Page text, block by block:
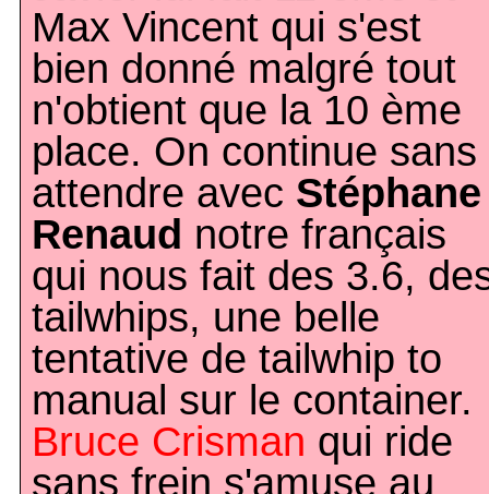
Max Vincent qui s'est
bien donné malgré tout
n'obtient que la 10 ème
place. On continue sans
attendre avec Stéphane
Renaud notre français
qui nous fait des 3.6,
tailwhips, une belle
tentative de tailwhip to
manual sur le container.
Bruce Crisman qui ride
sans frein s'amuse au